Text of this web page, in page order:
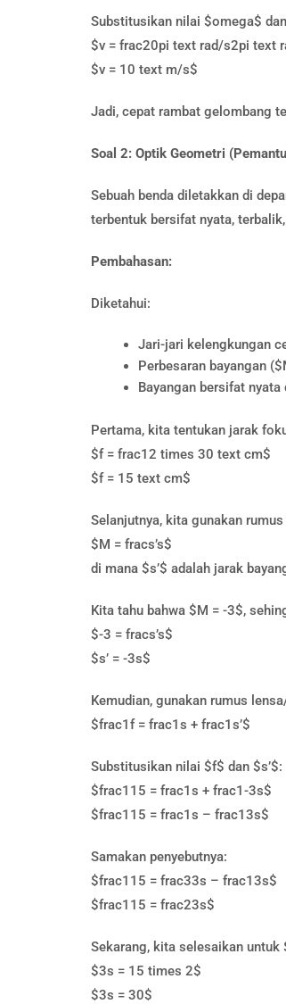
Substitusikan nilai $omega$
$v = frac20pi text rad/s2pi text
$v = 10 text m/s$
Jadi, cepat rambat gelombang
Soal 2: Optik Geometri
Sebuah benda diletakkan di
terbentuk bersifat nyata,
Pembahasan:
Diketahui:
Jari-jari kelengkungan
Perbesaran bayangan
Bayangan bersifat
Pertama, kita tentukan jarak
$f = frac12 times 30 text cm$
$f = 15 text cm$
Selanjutnya, kita gunakan
$M = fracs’s$
di mana $s’$ adalah jarak
Kita tahu bahwa $M = -3$,
$-3 = fracs’s$
$s’ = -3s$
Kemudian, gunakan rumus
$frac1f = frac1s + frac1s’$
Substitusikan nilai $f$ dan $s’$:
$frac115 = frac1s + frac1-3s$
$frac115 = frac1s – frac13s$
Samakan penyebutnya:
$frac115 = frac33s – frac13s$
$frac115 = frac23s$
Sekarang, kita selesaikan untuk
$3s = 15 times 2$
$3s = 30$